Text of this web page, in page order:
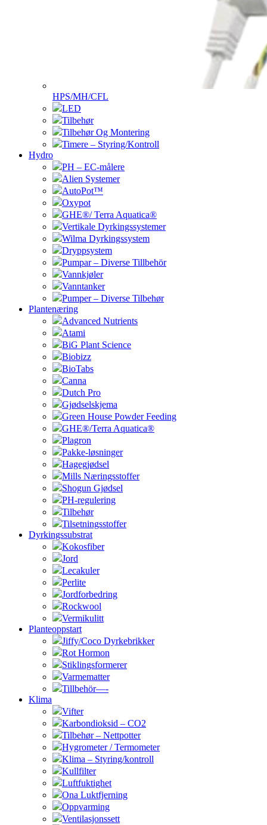
HPS/MH/CFL
LED
Tilbehør
Tilbehør Og Montering
Timere – Styring/Kontroll
Hydro
PH – EC-målere
Alien Systemer
AutoPot™
Oxypot
GHE®/ Terra Aquatica®
Vertikale Dyrkingssystemer
Wilma Dyrkingssystem
Dryppsystem
Pumpar – Diverse Tillbehör
Vannkjøler
Vanntanker
Pumper – Diverse Tilbehør
Plantenæring
Advanced Nutrients
Atami
BiG Plant Science
Biobizz
BioTabs
Canna
Dutch Pro
Gjødselskjema
Green House Powder Feeding
GHE®/Terra Aquatica®
Plagron
Pakke-løsninger
Hagegjødsel
Mills Næringsstoffer
Shogun Gjødsel
PH-regulering
Tilbehør
Tilsetningsstoffer
Dyrkingssubstrat
Kokosfiber
Jord
Lecakuler
Perlite
Jordforbedring
Rockwool
Vermikulitt
Planteoppstart
Jiffy/Coco Dyrkebrikker
Rot Hormon
Stiklingsformerer
Varmematter
Tillbehör—-
Klima
Vifter
Karbondioksid – CO2
Tilbehør – Nettpotter
Hygrometer / Termometer
Klima – Styring/kontroll
Kullfilter
Luftfuktighet
Ona Luktfjerning
Oppvarming
Ventilasjonssett